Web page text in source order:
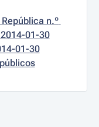
n.º
01-30
01-30